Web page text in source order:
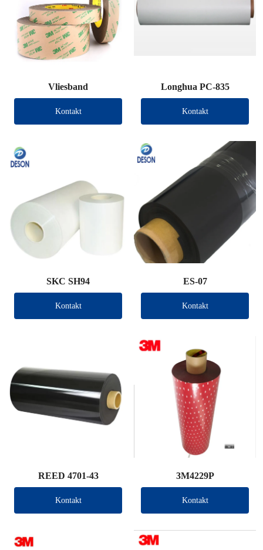
Vliesband
Kontakt
Longhua PC-835
Kontakt
SKC SH94
Kontakt
ES-07
Kontakt
REED 4701-43
Kontakt
3M4229P
Kontakt